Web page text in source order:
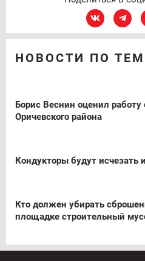
НОВОСТИ ПО
Борис Веснин оценил
Оричевского района
Кондукторы будут исчезать
Кто должен убирать
площадке строительный